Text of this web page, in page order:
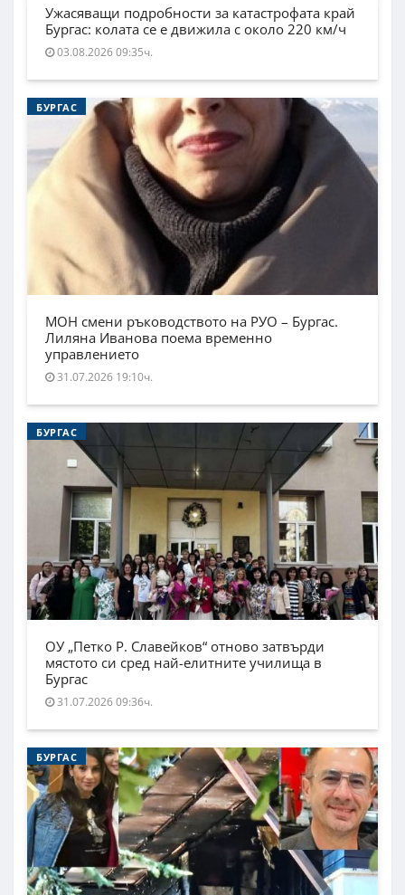
Ужасяващи подробности за катастрофата край
Бургас: колата се е движила с около 220 км/ч
03.08.2026 09:35ч.
БУРГАС
МОН смени ръководството на РУО – Бургас.
Лиляна Иванова поема временно
управлението
31.07.2026 19:10ч.
БУРГАС
ОУ „Петко Р. Славейков“ отново затвърди
мястото си сред най-елитните училища в
Бургас
31.07.2026 09:36ч.
БУРГАС